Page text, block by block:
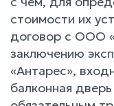
стоимости их
договор с ООО
заключению
«Антарес»,
балконная